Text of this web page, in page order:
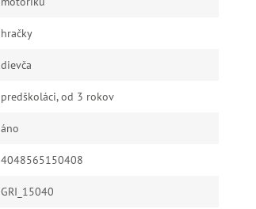
hračky
dievča
predškoláci, od 3 rokov
áno
4048565150408
GRI_15040